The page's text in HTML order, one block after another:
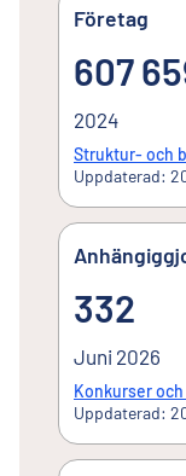
Företag
607 659
607
2024
Struktur- och
Uppdaterad:
332
332
Juni 2026
Konkurser
Uppdaterad: